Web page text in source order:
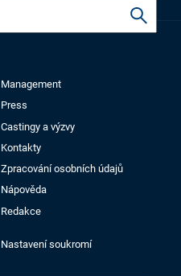
Management
Press
Castingy a výzvy
Kontakty
Zpracování osobních údajů
Nápověda
Redakce
Nastavení soukromí